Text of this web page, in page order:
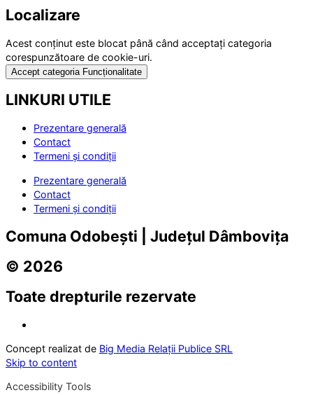
Localizare
Acest conținut este blocat până când acceptați categoria
corespunzătoare de cookie-uri.
Accept categoria Funcționalitate
LINKURI UTILE
Prezentare generală
Contact
Termeni și condiții
Prezentare generală
Contact
Termeni și condiții
Comuna Odobești | Județul Dâmbovița
© 2026
Toate drepturile rezervate
Concept realizat de Big Media Relații Publice SRL
Skip to content
Accessibility Tools